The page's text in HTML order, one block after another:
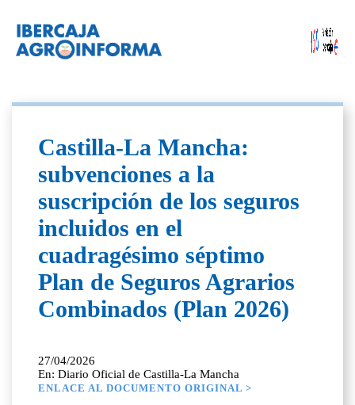
Castilla-La Mancha:
subvenciones a la
suscripción de los seguros
incluidos en el
cuadragésimo séptimo
Plan de Seguros Agrarios
Combinados (Plan 2026)
27/04/2026
En: Diario Oficial de Castilla-La Mancha
ENLACE AL DOCUMENTO ORIGINAL >